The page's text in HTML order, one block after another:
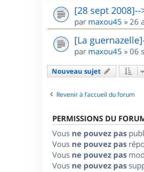
[28 sept
par maxou45 » 26
[La
par maxou45 » 06
Nouveau sujet
Revenir à l’accueil du forum
PERMISSIONS DU
Vous ne pouvez pas
Vous ne pouvez pas
Vous ne pouvez pas
Vous ne pouvez pas